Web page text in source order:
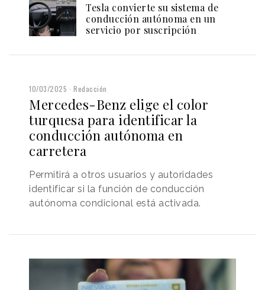
Tesla convierte su sistema de
conducción autónoma en un
servicio por suscripción
10/03/2025 Redacción
Mercedes-Benz elige el color
turquesa para identificar la
conducción autónoma en
carretera
Permitirá a otros usuarios y autoridades
identificar si la función de conducción
autónoma condicional está activada.